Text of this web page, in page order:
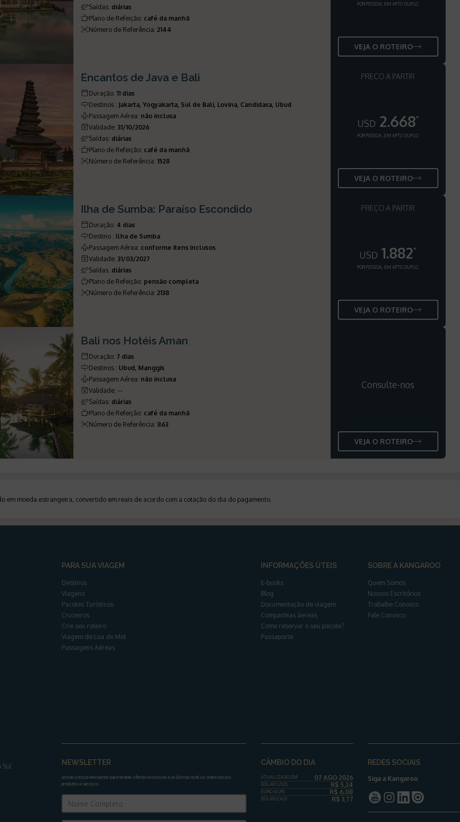
Saídas: diárias
Plano de Refeição: café da manhã
Número de Referência:2144
POR PESSOA, EM APTO DUPLO
VEJA O ROTEIRO
Encantos de Java e Bali
Duração:11 dias
Destinos : Jakarta, Yogyakarta, Sul de Bali, Lovina, Candidasa, Ubud
Passagem Aérea: não inclusa
Validade:31/10/2026
Saídas: diárias
Plano de Refeição: café da manhã
Número de Referência:1528
PREÇO A PARTIR
USD 2.668*
POR PESSOA, EM APTO DUPLO
VEJA O ROTEIRO
Ilha de Sumba: Paraíso Escondido
Duração: 4 dias
Destino : Ilha de Sumba
Passagem Aérea: conforme itens inclusos
Validade:31/03/2027
Saídas: diárias
Plano de Refeição: pensão completa
Número de Referência:2138
PREÇO A PARTIR
USD 1.882*
POR PESSOA, EM APTO DUPLO
VEJA O ROTEIRO
Bali nos Hotéis Aman
Duração: 7 dias
Destinos : Ubud, Manggis
Passagem Aérea: não inclusa
Validade: --
Saídas: diárias
Plano de Refeição: café da manhã
Número de Referência: 863
Consulte-nos
VEJA O ROTEIRO
em moeda estrangeira, convertido em reais de acordo com a cotação do dia do pagamento.
Sul
PARA SUA VIAGEM
Destinos
Viagens
Pacotes Turísticos
Cruzeiros
Crie seu roteiro
Viagem de Lua de Mel
Passagens Aéreas
NEWSLETTER
assine a nossa newsletter para receber ofertas exclusivas e as últimas notícias sobre nossos
produtos e serviços.
INFORMAÇÕES ÚTEIS
E-books
Blog
Documentação de viagem
Companhias áereas
Como reservar o seu pacote?
Passaporte
SOBRE A KANGAROO
Quem Somos
Nossos Escritórios
Trabalhe Conosco
Fale Conosco
CÂMBIO DO DIA
ATUALIZADO EM 07 AGO 2026
DÓLAR(USD) R$ 5,24
EURO (EUR) R$ 6,08
DÓLAR(CAD) R$ 3,77
REDES SOCIAIS
Siga a Kangaroo